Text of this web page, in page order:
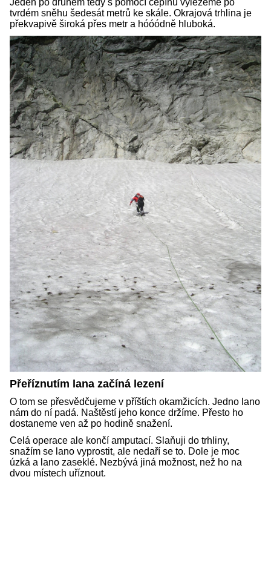
Jeden po druhém tedy s pomocí cepínu vylezeme po
tvrdém sněhu šedesát metrů ke skále. Okrajová trhlina je
překvapivě široká přes metr a hóóódně hluboká.
Přeříznutím lana začíná lezení
O tom se přesvědčujeme v příštích okamžicích. Jedno lano
nám do ní padá. Naštěstí jeho konce držíme. Přesto ho
dostaneme ven až po hodině snažení.
Celá operace ale končí amputací. Slaňuji do trhliny,
snažím se lano vyprostit, ale nedaří se to. Dole je moc
úzká a lano zaseklé. Nezbývá jiná možnost, než ho na
dvou místech uříznout.